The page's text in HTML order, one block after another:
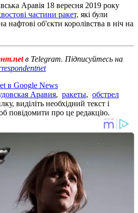
Аравія 18 вересня 2019 року
частини ракет, які були
нафтові об'єкти королівства в ніч на
в Telegram. Підписуйтесь на
в Google News
Аравия, ракеты, обстрел
виділіть необхідний текст і
повідомити про це редакцію.